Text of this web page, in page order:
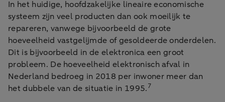
In het huidige, hoofdzakelijke lineaire economische
systeem zijn veel producten dan ook moeilijk te
repareren, vanwege bijvoorbeeld de grote
hoeveelheid vastgelijmde of gesoldeerde onderdelen.
Dit is bijvoorbeeld in de elektronica een groot
probleem. De hoeveelheid elektronisch afval in
Nederland bedroeg in 2018 per inwoner meer dan
het dubbele van de situatie in 1995.7